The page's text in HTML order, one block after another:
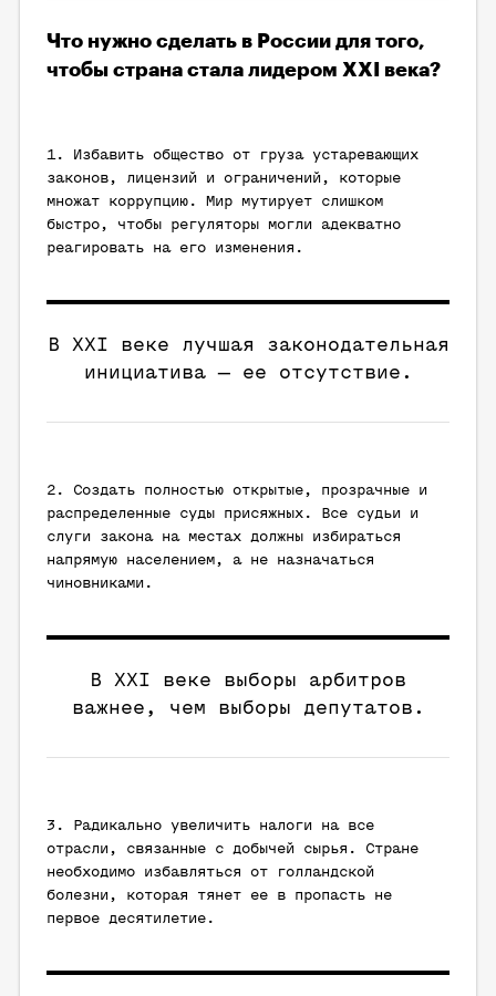
Что нужно сделать в России для того,
чтобы страна стала лидером XXI века?
1. Избавить общество от груза устаревающих
законов, лицензий и ограничений, которые
множат коррупцию. Мир мутирует слишком
быстро, чтобы регуляторы могли адекватно
реагировать на его изменения.
В XXI веке лучшая законодательная
инициатива — ее отсутствие.
2. Создать полностью открытые, прозрачные и
распределенные суды присяжных. Все судьи и
слуги закона на местах должны избираться
напрямую населением, а не назначаться
чиновниками.
В XXI веке выборы арбитров
важнее, чем выборы депутатов.
3. Радикально увеличить налоги на все
отрасли, связанные с добычей сырья. Стране
необходимо избавляться от голландской
болезни, которая тянет ее в пропасть не
первое десятилетие.